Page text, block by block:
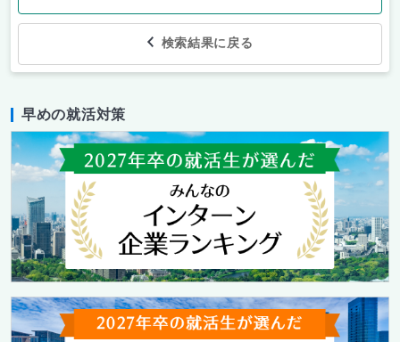
検索結果に戻る
早めの就活対策